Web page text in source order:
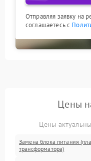
Отправляя заявку на
соглашаетесь с
Цены
Цены
Замена блока питания
трансформатора)